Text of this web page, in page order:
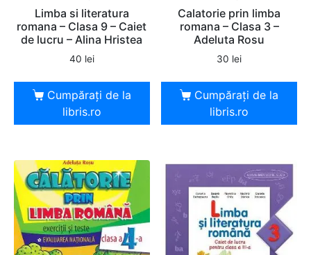
Limba si literatura
romana – Clasa 9 – Caiet
de lucru – Alina Hristea
40 lei
Cumpărați de la
libris.ro
Calatorie prin limba
romana – Clasa 3 –
Adeluta Rosu
30 lei
Cumpărați de la
libris.ro